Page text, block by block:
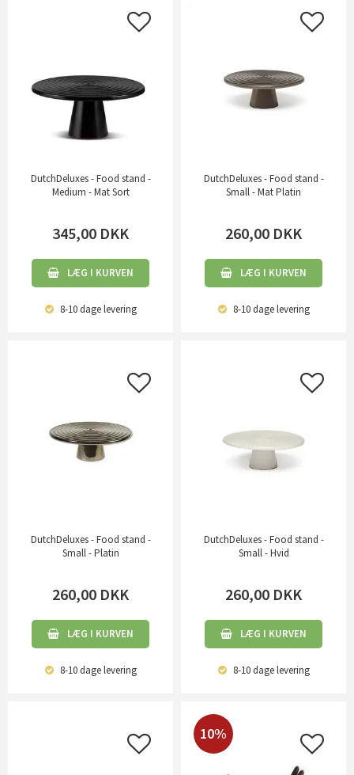
DutchDeluxes - Food stand -
Medium - Mat Sort
345,00 DKK
LÆG I KURVEN
8-10 dagelevering
DutchDeluxes - Food stand -
Small - Mat Platin
260,00 DKK
LÆG I KURVEN
8-10 dagelevering
DutchDeluxes - Food stand -
Small - Platin
260,00 DKK
LÆG I KURVEN
8-10 dagelevering
DutchDeluxes - Food stand -
Small - Hvid
260,00 DKK
LÆG I KURVEN
8-10 dagelevering
10%